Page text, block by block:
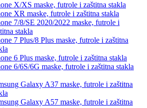
X/XS maske, futrole i zaštitna stakla
XR maske, futrole i zaštitna stakla
7/8/SE 2020/2022 maske, futrole i
stakla
7 Plus/8 Plus maske, futrole i zaštitna
6 Plus maske, futrole i zaštitna stakla
6/6S/6G maske, futrole i zaštitna stakla
Galaxy A37 maske, futrole i zaštitna
Galaxy A57 maske, futrole i zaštitna